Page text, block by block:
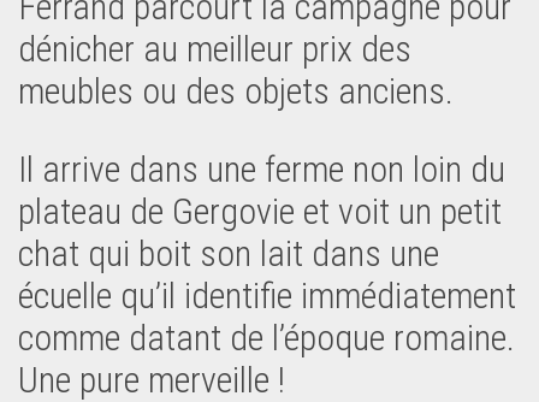
dénicher au meilleur prix des
meubles ou des objets anciens.
Il arrive dans une ferme non loin du
plateau de Gergovie et voit un petit
chat qui boit son lait dans une
écuelle qu’il identifie immédiatement
comme datant de l’époque romaine.
Une pure merveille !